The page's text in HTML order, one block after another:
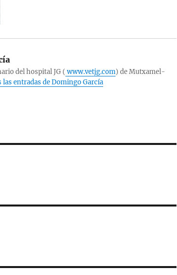
del hospital JG ( www.vetjg.com) de Mutxamel-
las entradas de Domingo García